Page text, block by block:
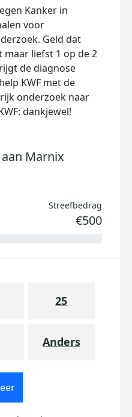
Kanker in
voor
Geld dat
maar liefst 1 op de 2
de diagnose
KWF met de
onderzoek naar
dankjewel!
Marnix
Streefbedrag
€500
25
Anders